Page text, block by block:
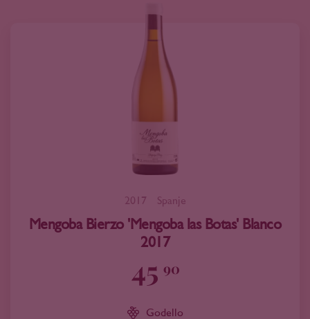
2017 Spanje
Mengoba Bierzo 'Mengoba las Botas' Blanco
2017
45 90
Godello